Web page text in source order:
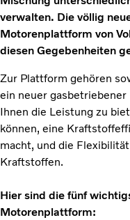
verwalten. Die völlig
Motorenplattform von
diesen Gegebenheiten
Zur Plattform gehören
ein neuer
Ihnen die Leistung zu
können, eine
macht, und die
Kraftstoffen.
Hier sind die fünf
Motorenplattform: